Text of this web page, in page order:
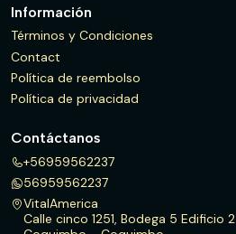
Información
Términos y Condiciones
Contact
Política de reembolso
Política de privacidad
Contáctanos
+56959562237
56959562237
VitalAmerica
Calle cinco 1251, Bodega 5 Edificio 2